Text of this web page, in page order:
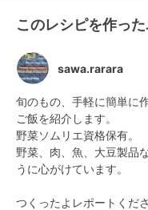
このレシピを作っ
sawa.rarara
旬のもの、手軽に簡単に
ご飯を紹介します。
野菜ソムリエ資格保有。
野菜、肉、魚、大豆製品
うに心がけています。
つくったよレポートくだ